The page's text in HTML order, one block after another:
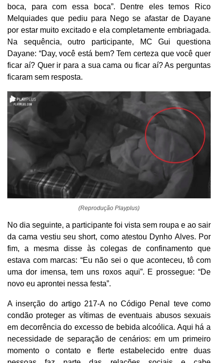
boca, para com essa boca”. Dentre eles temos Rico
Melquiades que pediu para Nego se afastar de Dayane
por estar muito excitado e ela completamente embriagada.
Na sequência, outro participante, MC Gui questiona
Dayane: “Day, você está bem? Tem certeza que você quer
ficar aí? Quer ir para a sua cama ou ficar aí? As perguntas
ficaram sem resposta.
(Reprodução Playplus)
No dia seguinte, a participante foi vista sem roupa e ao sair
da cama vestiu seu short, como atestou Dynho Alves. Por
fim, a mesma disse às colegas de confinamento que
estava com marcas: “Eu não sei o que aconteceu, tô com
uma dor imensa, tem uns roxos aqui”. E prossegue: “De
novo eu aprontei nessa festa”.
A inserção do artigo 217-A no Código Penal teve como
condão proteger as vítimas de eventuais abusos sexuais
em decorrência do excesso de bebida alcoólica. Aqui há a
necessidade de separação de cenários: em um primeiro
momento o contato e flerte estabelecido entre duas